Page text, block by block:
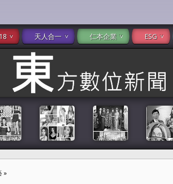
天人合一 仁本企業 ESG
»